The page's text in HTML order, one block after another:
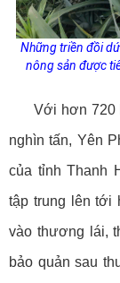
Những triền đồi
nông sản được
Với hơn 720
nghìn tấn, Yên
của tỉnh Thanh
tập trung lên tới
vào thương lái,
bảo quản sau